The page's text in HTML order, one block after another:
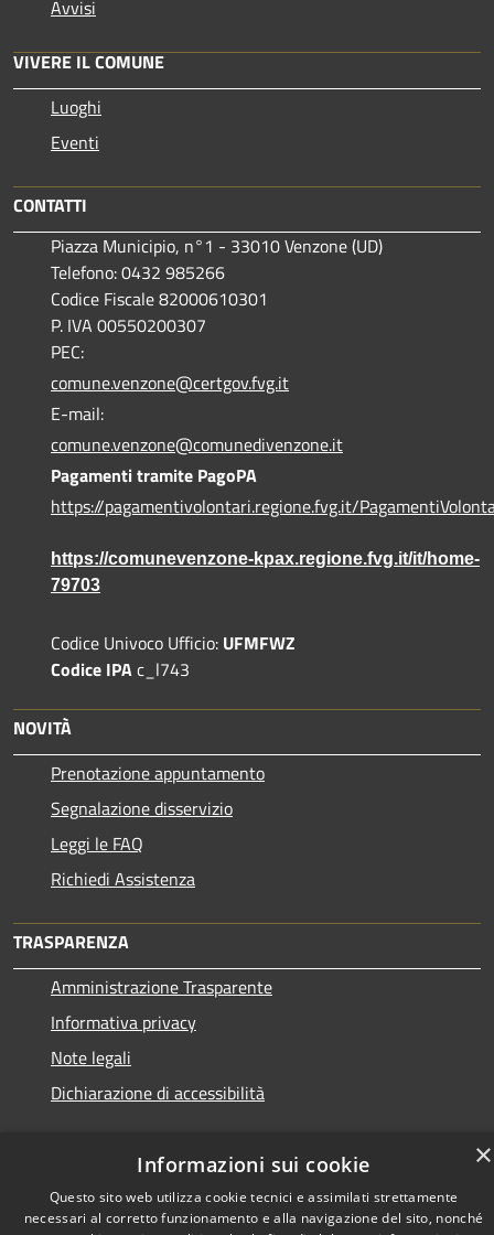
Avvisi
VIVERE IL COMUNE
Luoghi
Eventi
CONTATTI
Piazza Municipio, n°1 - 33010 Venzone (UD)
Telefono: 0432 985266
Codice Fiscale 82000610301
P. IVA 00550200307
PEC:
comune.venzone@certgov.fvg.it
E-mail:
comune.venzone@comunedivenzone.it
Pagamenti tramite PagoPA
https://pagamentivolontari.regione.fvg.it/
https://comunevenzone-kpax.regione.fvg.it/it/home-
79703
Codice Univoco Ufficio: UFMFWZ
Codice IPAc_l743
NOVITÀ
Prenotazione appuntamento
Segnalazione disservizio
Leggi le FAQ
Richiedi Assistenza
TRASPARENZA
Amministrazione Trasparente
Informativa privacy
Note legali
Dichiarazione di accessibilità
RSS
Copyright © 2026 • Town of •
×
Informazioni sui cookie
Questo sito web utilizza cookie tecnici e assimilati strettamente
necessari al corretto funzionamento e alla navigazione del sito, nonché